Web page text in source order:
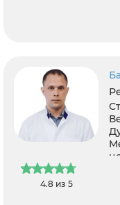
4.8 из 5